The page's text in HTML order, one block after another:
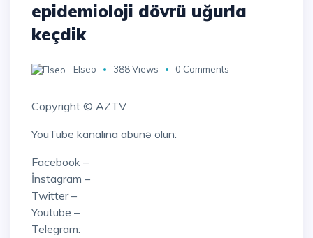
epidemioloji dövrü uğurla
keçdik
Elseo 388 Views 0 Comments
Copyright © AZTV
YouTube kanalına abunə olun:
Facebook –
İnstagram –
Twitter –
Youtube –
Telegram: